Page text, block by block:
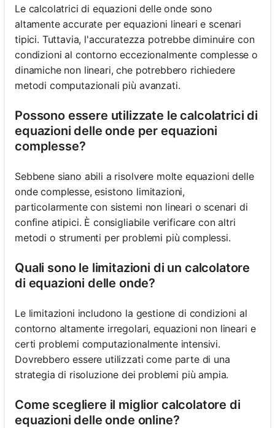
Le calcolatrici di equazioni delle onde sono
altamente accurate per equazioni lineari e scenari
tipici. Tuttavia, l'accuratezza potrebbe diminuire con
condizioni al contorno eccezionalmente complesse o
dinamiche non lineari, che potrebbero richiedere
metodi computazionali più avanzati.
Possono essere utilizzate le calcolatrici di
equazioni delle onde per equazioni
complesse?
Sebbene siano abili a risolvere molte equazioni delle
onde complesse, esistono limitazioni,
particolarmente con sistemi non lineari o scenari di
confine atipici. È consigliabile verificare con altri
metodi o strumenti per problemi più complessi.
Quali sono le limitazioni di un calcolatore
di equazioni delle onde?
Le limitazioni includono la gestione di condizioni al
contorno altamente irregolari, equazioni non lineari e
certi problemi computazionalmente intensivi.
Dovrebbero essere utilizzati come parte di una
strategia di risoluzione dei problemi più ampia.
Come scegliere il miglior calcolatore di
equazioni delle onde online?